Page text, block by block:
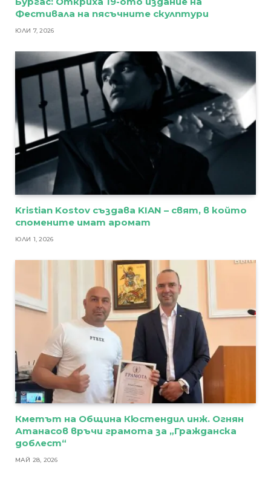
Фестивала на пясъчните скулптури
ЮЛИ 7, 2026
Kristian Kostov създава KIAN – свят, в който
спомените имат аромат
ЮЛИ 1, 2026
Кметът на Община Кюстендил инж. Огнян
Атанасов връчи грамота за „Гражданска
доблест“
МАЙ 28, 2026